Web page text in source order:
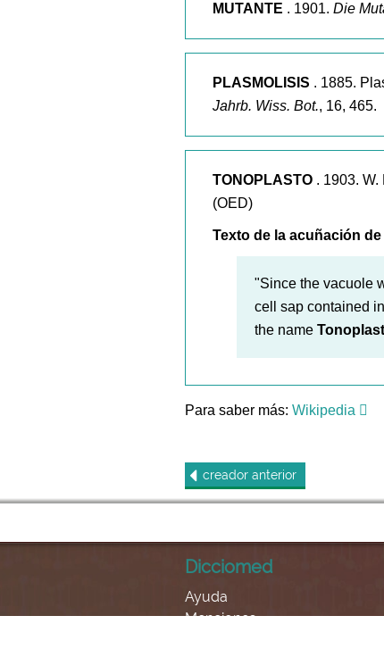
MUTANTE . 1901. Die
PLASMOLISIS . 1885.
Jahrb. Wiss. Bot., 16, 465.
TONOPLASTO . 1903. W.
(OED)
Texto de la acuñación de
"Since the vacuole
cell sap contained
the nameTonoplast
Para saber más: Wikipedia
creador anterior
Dicciomed
Ayuda
Menciones